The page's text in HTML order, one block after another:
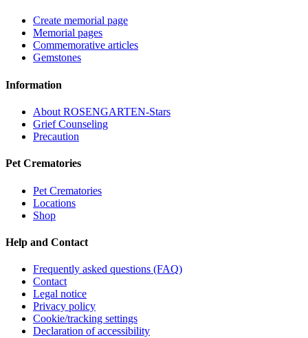
Create memorial page
Memorial pages
Commemorative articles
Gemstones
Information
About ROSENGARTEN-Stars
Grief Counseling
Precaution
Pet Crematories
Pet Crematories
Locations
Shop
Help and Contact
Frequently asked questions (FAQ)
Contact
Legal notice
Privacy policy
Cookie/tracking settings
Declaration of accessibility